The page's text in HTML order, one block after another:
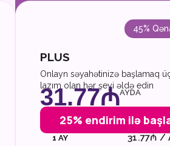
45%
PLUS
Onlayn səyahətinizə başlamaq
lazım olan hər şeyi əldə edin
31.77₼AYDA
25% endirim ilə
1 AY 31.77₼ /